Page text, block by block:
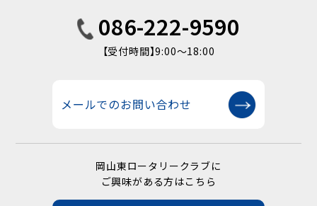
086-222-9590
【受付時間】9:00〜18:00
メールでのお問い合わせ
岡山東ロータリークラブに
ご興味がある方はこちら